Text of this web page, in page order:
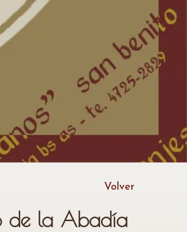
Volver
de la Abadía